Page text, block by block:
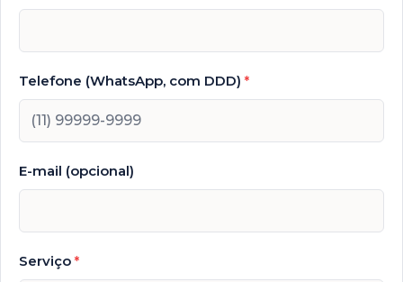
Telefone (WhatsApp, com DDD) *
E-mail (opcional)
Serviço *